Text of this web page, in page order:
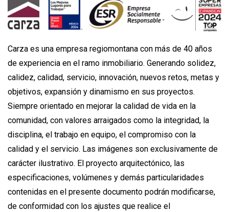
Carza es una empresa regiomontana con más de 40 años
de experiencia en el ramo inmobiliario. Generando solidez,
calidez, calidad, servicio, innovación, nuevos retos, metas y
objetivos, expansión y dinamismo en sus proyectos.
Siempre orientado en mejorar la calidad de vida en la
comunidad, con valores arraigados como la integridad, la
disciplina, el trabajo en equipo, el compromiso con la
calidad y el servicio. Las imágenes son exclusivamente de
carácter ilustrativo. El proyecto arquitectónico, las
especificaciones, volúmenes y demás particularidades
contenidas en el presente documento podrán modificarse,
de conformidad con los ajustes que realice el